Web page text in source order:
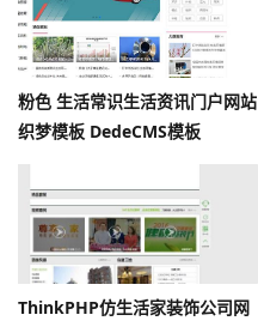
粉色 生活常识生活资讯门户网站
织梦模板 DedeCMS模板
ThinkPHP仿生活家装饰公司网